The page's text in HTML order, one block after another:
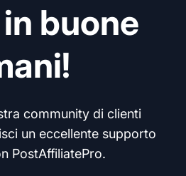
buone
community di clienti
un eccellente supporto
PostAffiliatePro.